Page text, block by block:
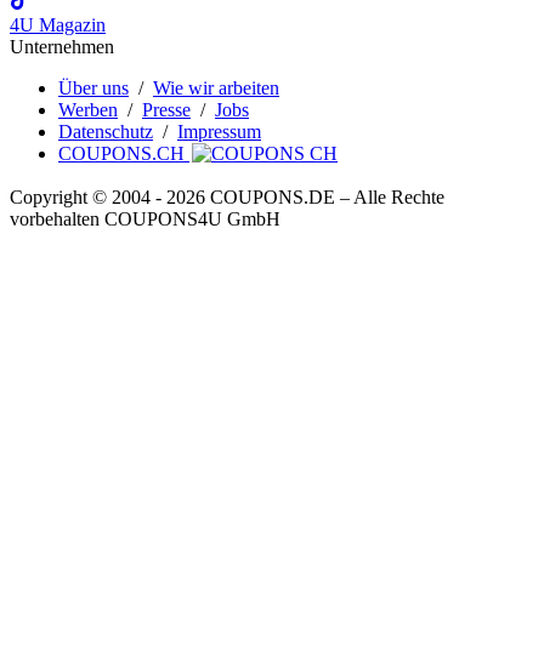
4U Magazin
Unternehmen
Über uns / Wie wir arbeiten
Werben / Presse / Jobs
Datenschutz / Impressum
COUPONS.CH
Copyright © 2004 ‐ 2026 COUPONS.DE – Alle Rechte
vorbehalten COUPONS4U GmbH